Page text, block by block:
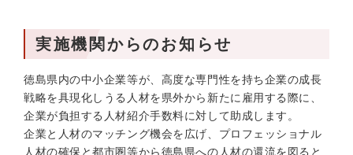
実施機関からのお知らせ
徳島県内の中小企業等が、高度な専門性を持ち企業の成長
戦略を具現化しうる人材を県外から新たに雇用する際に、
企業が負担する人材紹介手数料に対して助成します。
企業と人材のマッチング機会を広げ、プロフェッショナル
人材の確保と都市圏等から徳島県への人材の還流を図ると